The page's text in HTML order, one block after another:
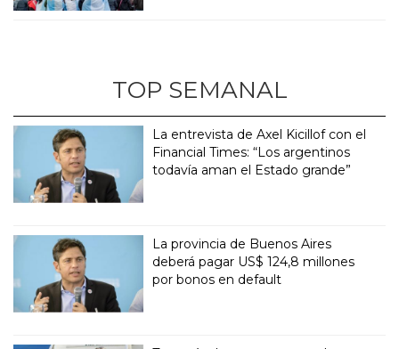
TOP SEMANAL
La entrevista de Axel Kicillof con el
Financial Times: “Los argentinos
todavía aman el Estado grande”
La provincia de Buenos Aires
deberá pagar US$ 124,8 millones
por bonos en default